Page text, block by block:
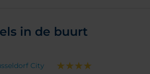
in de buurt
City